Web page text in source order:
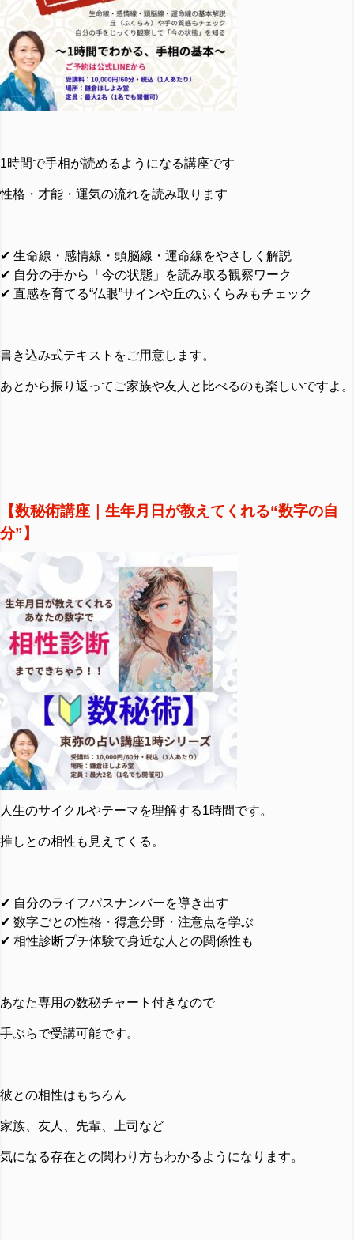
1時間で手相が読めるようになる講座です
性格・才能・運気の流れを読み取ります
✔ 生命線・感情線・頭脳線・運命線をやさしく解説
✔ 自分の手から「今の状態」を読み取る観察ワーク
✔ 直感を育てる“仏眼”サインや丘のふくらみもチェック
書き込み式テキストをご用意します。
あとから振り返ってご家族や友人と比べるのも楽しいですよ。
【数秘術講座｜生年月日が教えてくれる“数字の自
分”】
人生のサイクルやテーマを理解する1時間です。
推しとの相性も見えてくる。
✔ 自分のライフパスナンバーを導き出す
✔ 数字ごとの性格・得意分野・注意点を学ぶ
✔ 相性診断プチ体験で身近な人との関係性も
あなた専用の数秘チャート付きなので
手ぶらで受講可能です。
彼との相性はもちろん
家族、友人、先輩、上司など
気になる存在との関わり方もわかるようになります。